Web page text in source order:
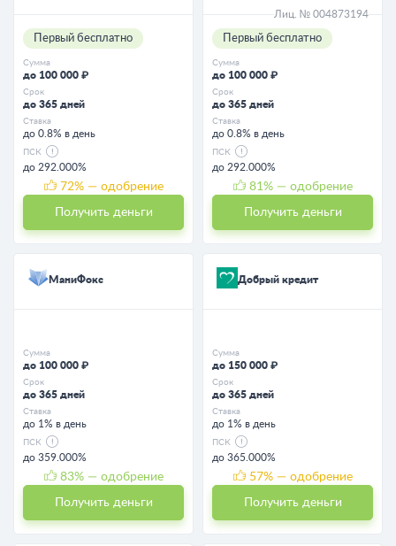
Первый бесплатно
Сумма
до 100 000 ₽
Срок
до 365 дней
Ставка
до 0.8% в день
ПСК
до 292.000%
72% — одобрение
Получить деньги
Лиц. № 004873194
Первый бесплатно
Сумма
до 100 000 ₽
Срок
до 365 дней
Ставка
до 0.8% в день
ПСК
до 292.000%
81 % — одобрение
Получить деньги
МаниФокс
Сумма
до 100 000 ₽
Срок
до 365 дней
Ставка
до 1% в день
ПСК
до 359.000%
83% — одобрение
Получить деньги
Добрый кредит
Сумма
до 150 000 ₽
Срок
до 365 дней
Ставка
до 1% в день
ПСК
до 365.000%
57% — одобрение
Получить деньги